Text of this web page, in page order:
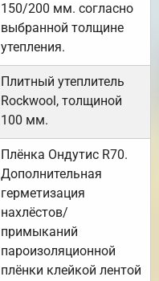
150/200 мм. согласно
выбранной толщине
утепления.
Плитный утеплитель
Rockwool, толщиной
100 мм.
Плёнка Ондутис R70.
Дополнительная
герметизация
нахлёстов/
примыканий
пароизоляционной
плёнки клейкой лентой